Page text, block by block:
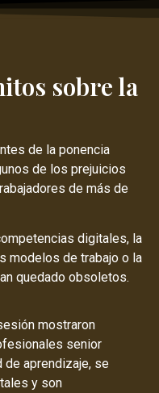
sobre la
de la ponencia
de los prejuicios
de más de
digitales, la
modelos de trabajo o la
quedado obsoletos.
mostraron
senior
de aprendizaje, se
y son